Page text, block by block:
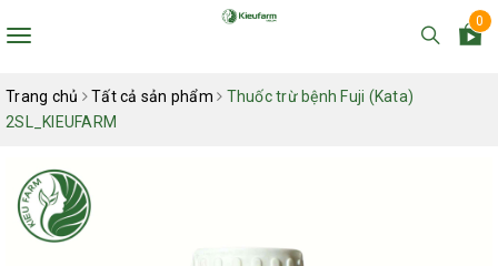
Toggle
0
Trang chủ Tất cả sản phẩm
Thuốc trừ bệnh Fuji (Kata)
2SL_KIEUFARM